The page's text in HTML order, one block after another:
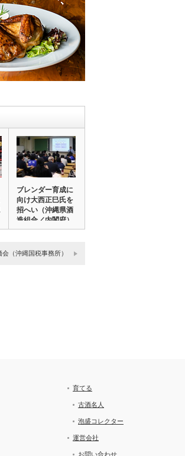
ブレンダー育成に
向け大西正巳氏を
招へい（沖縄県酒
造組合／内閣府）
…
（沖縄国税事務所）
育てる
古酒名人
泡盛コレクター
運営会社
お問い合わせ